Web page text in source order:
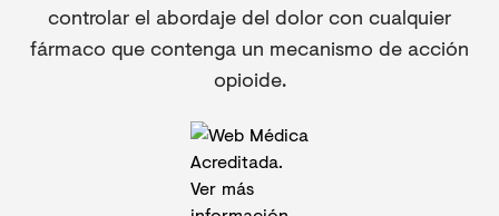
controlar el abordaje del dolor con cualquier
fármaco que contenga un mecanismo de acción
opioide.